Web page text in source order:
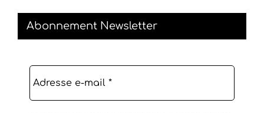
Abonnement Newsletter